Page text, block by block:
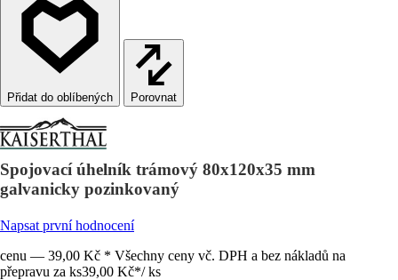
Porovnat
Spojovací úhelník trámový 80x120x35 mm
galvanicky pozinkovaný
Napsat první hodnocení
cenu — 39,00 Kč * Všechny ceny vč. DPH a bez nákladů na
přepravu za ks39,00 Kč*/ ks